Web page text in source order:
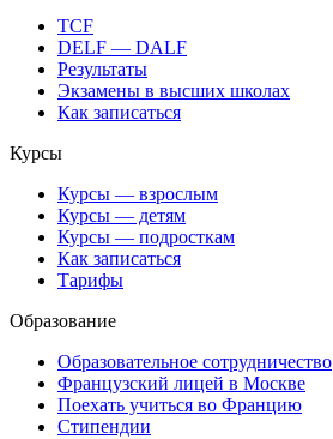
TCF
DELF — DALF
Результаты
Экзамены в высших школах
Как записаться
Курсы
Курсы — взрослым
Курсы — детям
Курсы — подросткам
Как записаться
Тарифы
Образование
Образовательное сотрудничество
Французский лицей в Москве
Поехать учиться во Францию
Стипендии